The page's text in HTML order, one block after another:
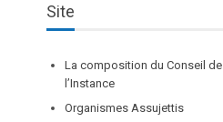
Site
La composition du Conseil de
l’Instance
Organismes Assujettis